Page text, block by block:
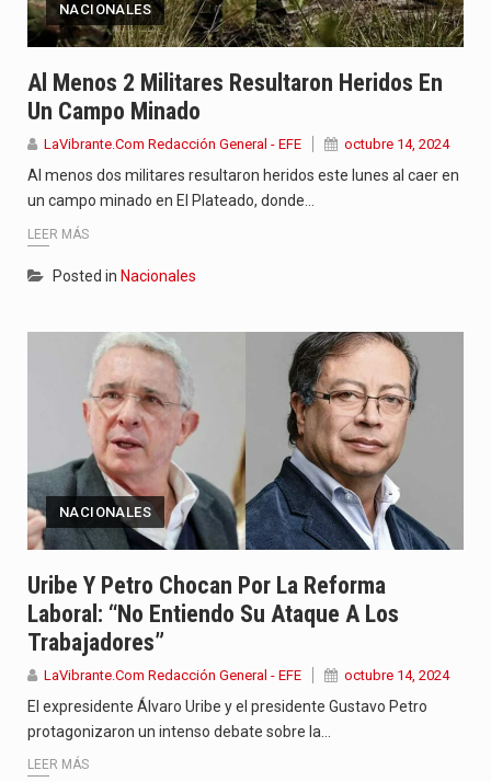
NACIONALES
Al Menos 2 Militares Resultaron Heridos En
Un Campo Minado
LaVibrante.Com Redacción General - EFE octubre 14, 2024
Al menos dos militares resultaron heridos este lunes al caer en
un campo minado en El Plateado, donde…
LEER MÁS
Posted in Nacionales
NACIONALES
Uribe Y Petro Chocan Por La Reforma
Laboral: “No Entiendo Su Ataque A Los
Trabajadores”
LaVibrante.Com Redacción General - EFE octubre 14, 2024
El expresidente Álvaro Uribe y el presidente Gustavo Petro
protagonizaron un intenso debate sobre la…
LEER MÁS